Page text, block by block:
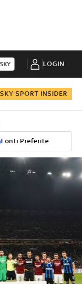
LOGIN
SKY SPORT INSIDER
Fonti Preferite